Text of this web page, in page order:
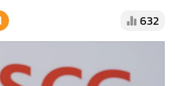
632